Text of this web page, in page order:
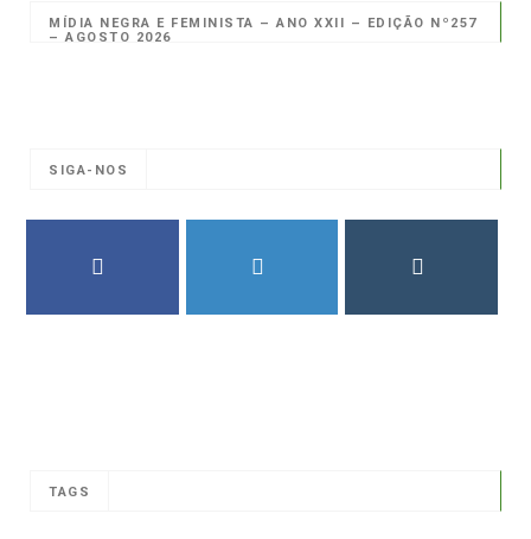
MÍDIA NEGRA E FEMINISTA – ANO XXII – EDIÇÃO Nº257
– AGOSTO 2026
SIGA-NOS
TAGS